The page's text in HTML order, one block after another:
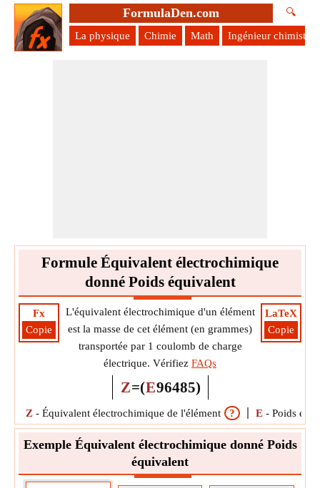
FormulaDen.com 🔍
La physique Chimie Math Ingénieur chimiste
Formule Équivalent électrochimique
donné Poids équivalent
Fx
Copie
LaTeX
Copie
L'équivalent électrochimique d'un élément
est la masse de cet élément (en grammes)
transportée par 1 coulomb de charge
électrique. Vérifiez FAQs
Z=(E96485)
Z - Équivalent électrochimique de l'élément ? E - Poids
Exemple Équivalent électrochimique donné Poids
équivalent